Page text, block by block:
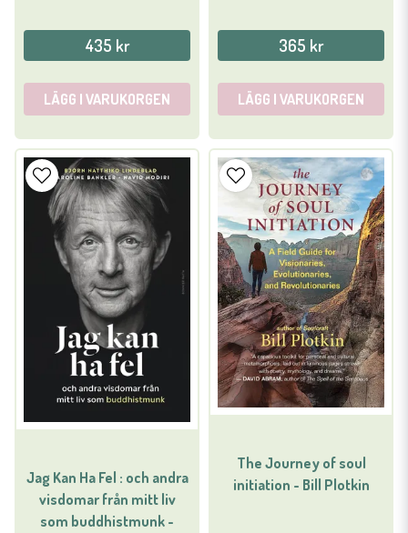
435 kr
LÄGG I VARUKORGEN
365 kr
LÄGG I VARUKORGEN
Jag Kan Ha Fel : och andra
visdomar från mitt liv
som buddhistmunk -
The Journey of soul
initiation - Bill Plotkin